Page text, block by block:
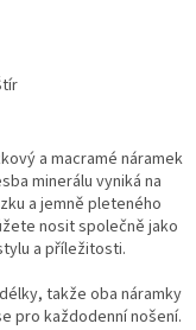
a macramé náramek
minerálu vyniká na
a jemně pleteného
nosit společně jako
a příležitosti.
takže oba náramky
pro každodenní nošení.